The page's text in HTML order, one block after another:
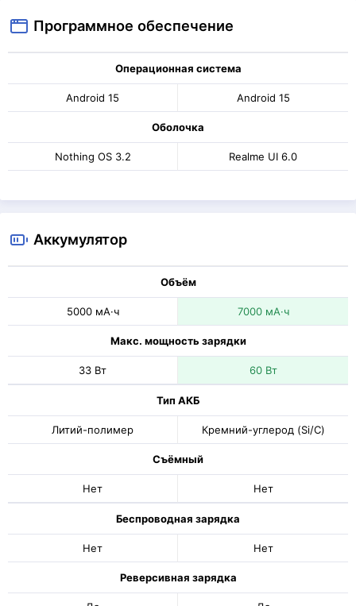
Программное обеспечение
Операционная система
Android 15 Android 15
Оболочка
Nothing OS 3.2 Realme UI 6.0
Аккумулятор
Объём
5000 мА·ч 7000 мА·ч
Макс. мощность зарядки
33 Вт 60 Вт
Тип АКБ
Литий-полимер Кремний-углерод (Si/C)
Съёмный
Нет Нет
Беспроводная зарядка
Нет Нет
Реверсивная зарядка